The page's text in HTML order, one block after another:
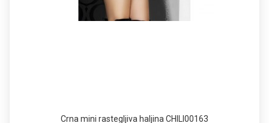
Crna mini rastegljiva haljina CHILI00163